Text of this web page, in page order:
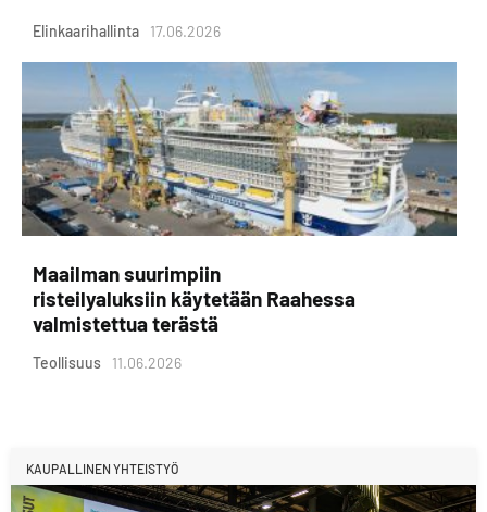
Elinkaarihallinta 17.06.2026
Maailman suurimpiin
risteilyaluksiin käytetään Raahessa
valmistettua terästä
Teollisuus 11.06.2026
KAUPALLINEN YHTEISTYÖ